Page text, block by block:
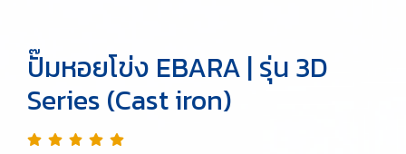
ปั๊มหอยโข่ง EBARA | รุ่น 3D
Series (Cast iron)